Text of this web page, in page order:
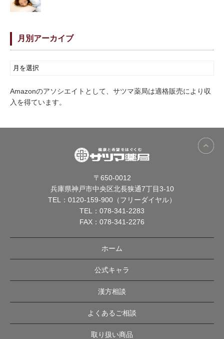
月別アーカイブ
Amazonのアソシエイトとして、サツマ薬局は適格販売により収
入を得ています。
〒650-0012
兵庫県神戸市中央区北長狭通7丁目3-10
TEL： 0120-159-900（フリーダイヤル）
TEL： 078-341-2283
FAX：078-341-2276
ホーム
公式キャラ
漢方相談
よくあるご相談
取り扱い商品